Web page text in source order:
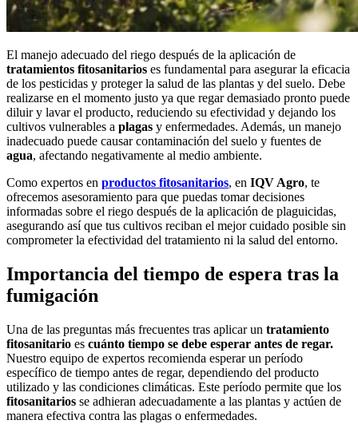
El manejo adecuado del riego después de la aplicación de
tratamientos fitosanitarios es fundamental para asegurar la eficacia
de los pesticidas y proteger la salud de las plantas y del suelo. Debe
realizarse en el momento justo ya que regar demasiado pronto puede
diluir y lavar el producto, reduciendo su efectividad y dejando los
cultivos vulnerables a plagas y enfermedades. Además, un manejo
inadecuado puede causar contaminación del suelo y fuentes de
agua, afectando negativamente al medio ambiente.
Como expertos en productos fitosanitarios, en IQV Agro, te
ofrecemos asesoramiento para que puedas tomar decisiones
informadas sobre el riego después de la aplicación de plaguicidas,
asegurando así que tus cultivos reciban el mejor cuidado posible sin
comprometer la efectividad del tratamiento ni la salud del entorno.
Importancia del tiempo de espera tras la
fumigación
Una de las preguntas más frecuentes tras aplicar un tratamiento
fitosanitario es cuánto tiempo se debe esperar antes de regar.
Nuestro equipo de expertos recomienda esperar un período
específico de tiempo antes de regar, dependiendo del producto
utilizado y las condiciones climáticas. Este período permite que los
fitosanitarios se adhieran adecuadamente a las plantas y actúen de
manera efectiva contra las plagas o enfermedades.